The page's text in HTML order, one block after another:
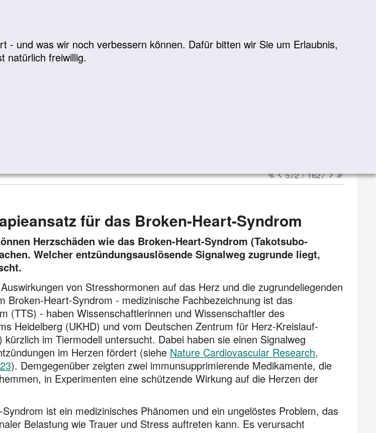
und was wir noch verbessern können. Dafür bitten wir Sie um Erlaubnis,
natürlich freiwillig.
erster
vorheriger
572/1627nächster
letzter
für das Broken-Heart-Syndrom
Herzschäden wie das Broken-Heart-Syndrom (Takotsubo-
Welcher entzündungsauslösende Signalweg zugrunde liegt,
von Stresshormonen auf das Herz und die zugrundeliegenden
Broken-Heart-Syndrom - medizinische Fachbezeichnung ist das
(TTS) - haben Wissenschaftlerinnen und Wissenschaftler des
Heidelberg (UKHD) und vom Deutschen Zentrum für Herz-Kreislauf-
kürzlich im Tiermodell untersucht. Dabei haben sie einen Signalweg
im Herzen fördert (siehe Nature Cardiovascular Research,
). Demgegenüber zeigten zwei immunsupprimierende Medikamente, die
in Experimenten eine schützende Wirkung auf die Herzen der
ist ein medizinisches Phänomen und ein ungelöstes Problem, das
Belastung wie Trauer und Stress auftreten kann. Es verursacht